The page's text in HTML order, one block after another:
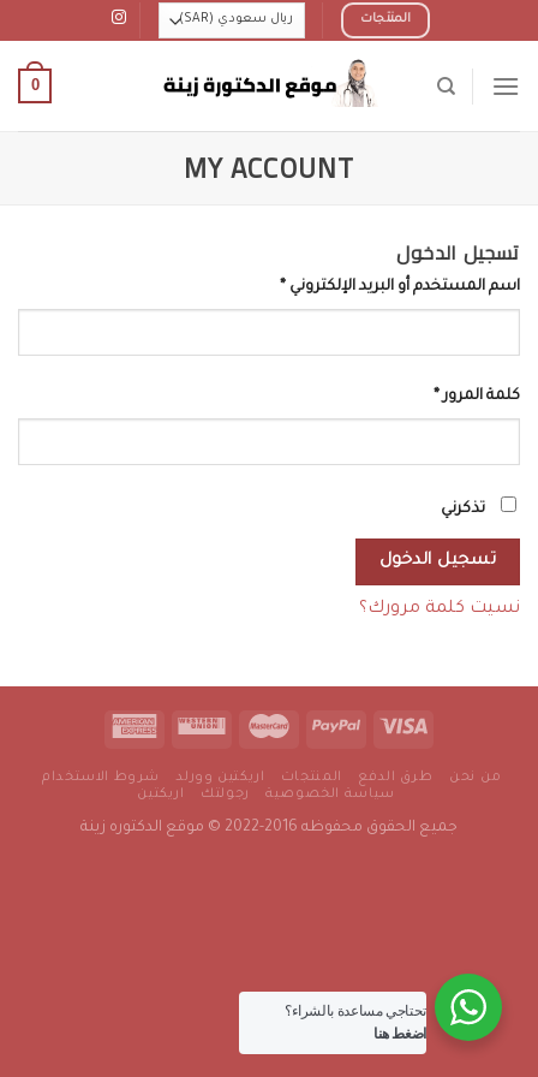
to
المنتجات
0
MY ACCOUNT
تسجيل الدخول
اسم المستخدم أو البريد الإلكتروني *
كلمة المرور*
تذكرني
تسجيل الدخول
نسيت كلمة مرورك؟
من نحن طرق الدفع المنتجات اريكتين وورلد
شروط الاستخدام
سياسة الخصوصية
رجولتك اريكتين
جميع الحقوق محفوظه 2016-2022 © موقع الدكتوره زينة
تحتاجي مساعدة بالشراء؟
اضغط هنا